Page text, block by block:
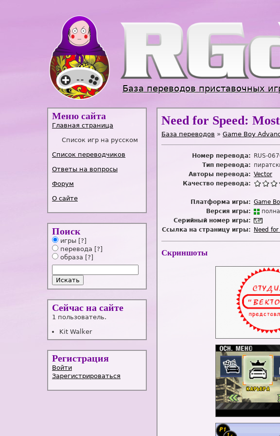
База переводов приставочных
Меню сайта
Главная страница
Список игр на русском
Список переводчиков
Ответы на вопросы
Форум
О сайте
Поиск
игры [?]
перевода [?]
образа [?]
Сейчас на сайте
1 пользователь.
Kit Walker
Регистрация
Войти
Зарегистрироваться
Need for Speed:
База переводов » Game Boy
Номер перевода:
RUS-
Тип перевода:
Авторы перевода: Vector
Качество перевода:
Платформа игры: Game
Версия игры:
по
Серийный номер игры:
Ссылка на страницу игры:
Need
Скриншоты